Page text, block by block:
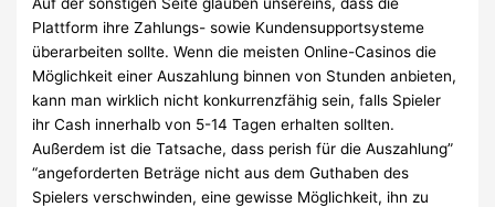
Plattform ihre Zahlungs- sowie Kundensupportsysteme
überarbeiten sollte. Wenn die meisten Online-Casinos die
Möglichkeit einer Auszahlung binnen von Stunden anbieten,
kann man wirklich nicht konkurrenzfähig sein, falls Spieler
ihr Cash innerhalb von 5-14 Tagen erhalten sollten.
Außerdem ist die Tatsache, dass perish für die Auszahlung”
“angeforderten Beträge nicht aus dem Guthaben des
Spielers verschwinden, eine gewisse Möglichkeit, ihn zu